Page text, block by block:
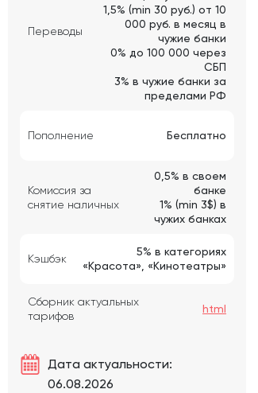
Переводы
1,5% (min 30 руб.) от 10
000 руб. в месяц в
чужие банки
0% до 100 000 через
СБП
3% в чужие банки за
пределами РФ
Пополнение Бесплатно
Комиссия за
снятие наличных
0,5% в своем
банке
1% (min 3$) в
чужих банках
Кэшбэк
5% в категориях
«Красота», «Кинотеатры»
Сборник актуальных
тарифов
html
Дата актуальности:
06.08.2026